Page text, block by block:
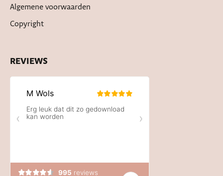
Algemene voorwaarden
Copyright
REVIEWS